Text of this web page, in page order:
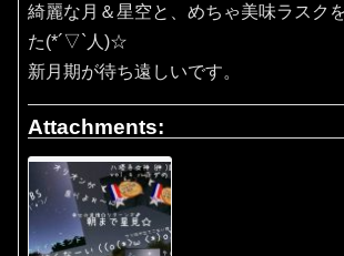
綺麗な月＆星空と、めちゃ美味ラスク
た(*´▽`人)☆
新月期が待ち遠しいです。
Attachments: